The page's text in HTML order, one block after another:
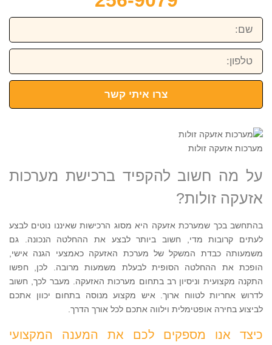
שם:
טלפון:
צרו איתי קשר
מערכות אזעקה זולות
על מה חשוב להקפיד ברכישת מערכות
אזעקה זולות?
בהתחשב בכך שמערכת אזעקה היא מסוג הרכישות שאיננו נוטים לבצע
לעתים קרובות מדי, חשוב ביותר לבצע את ההחלטה הנכונה. גם
משמעותה כבדת המשקל של מערכת האזעקה כאמצעי הגנה אישי,
הופכת את ההחלטה הסופית לבעלת משמעות מרובה. לכן, חפשו
התקנה מקצועית וניסיון רב בתחום מערכות האזעקה. מעבר לכך, חשוב
לדרוש אחריות לטווח ארוך. איש מקצוע מנוסה בתחום יכוון אתכם
לביצוע בחירה אופטימלית וילווה אתכם לכל אורך הדרך.
כיצד אנו מספקים לכם את המענה המקצועי